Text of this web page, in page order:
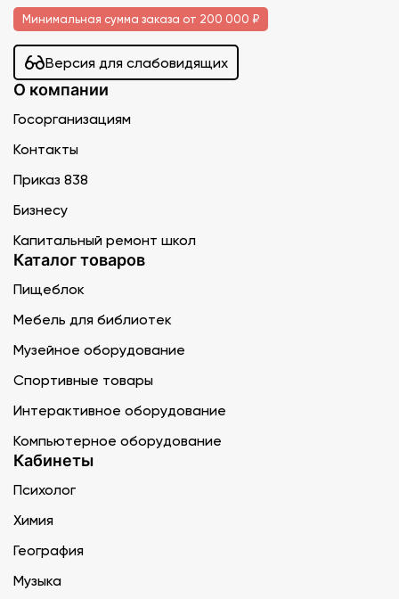
Минимальная сумма заказа от 200 000 ₽
Версия для слабовидящих
О компании
Госорганизациям
Контакты
Приказ 838
Бизнесу
Капитальный ремонт школ
Каталог товаров
Пищеблок
Мебель для библиотек
Музейное оборудование
Спортивные товары
Интерактивное оборудование
Компьютерное оборудование
Кабинеты
Психолог
Химия
География
Музыка